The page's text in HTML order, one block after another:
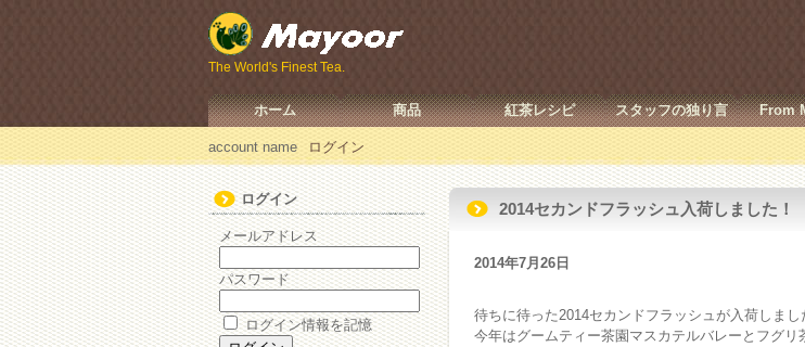
The World's Finest Tea.
ホーム 商品 紅茶レシピ スタッフの独り言 From
account name ログイン
ログイン
メールアドレス
パスワード
ログイン情報を記憶
2014セカンドフラッシュ入荷しました！
2014年7月26日
待ちに待った2014セカンドフラッシュが入荷しまし
今年はグームティー茶園マスカテルバレーとフグ